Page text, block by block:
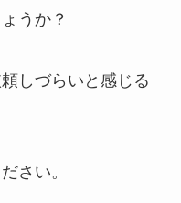
うか？
しづらいと感じる
さい。